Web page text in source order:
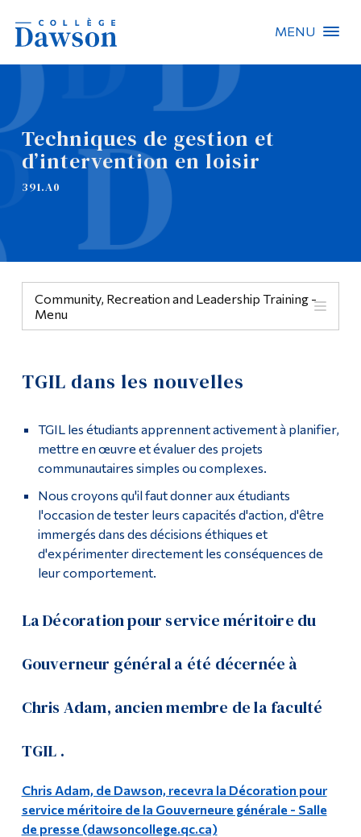
MENU
Techniques de gestion et
d’intervention en loisir
391.A0
Community, Recreation and Leadership Training -
Menu
Cours
Contact
Poursuivre la lecture
Éducation en plein air et expérientielle
Galerie de photos
Bourses d’études
Diplômé·es de TGIL
Jardin de la paix
Médias sociaux
TGIL dans les nouvelles
TGIL dans les nouvelles
TGIL les étudiants apprennent activement à planifier,
mettre en œuvre et évaluer des projets
communautaires simples ou complexes.
Nous croyons qu'il faut donner aux étudiants
l'occasion de tester leurs capacités d'action, d'être
immergés dans des décisions éthiques et
d'expérimenter directement les conséquences de
leur comportement.
La Décoration pour service méritoire du
Gouverneur général a été décernée à
Chris Adam, ancien membre de la faculté
TGIL .
Chris Adam, de Dawson, recevra la Décoration pour
service méritoire de la Gouverneure générale - Salle
de presse (dawsoncollege.qc.ca)
Recherche sur le site
Recherche de personnes
EN
Omnivox
Liens rapides
Contact
Outils
Menu principal
Programmes
Formation continue
Admissions
Qui vous êtes
Corps enseignant et